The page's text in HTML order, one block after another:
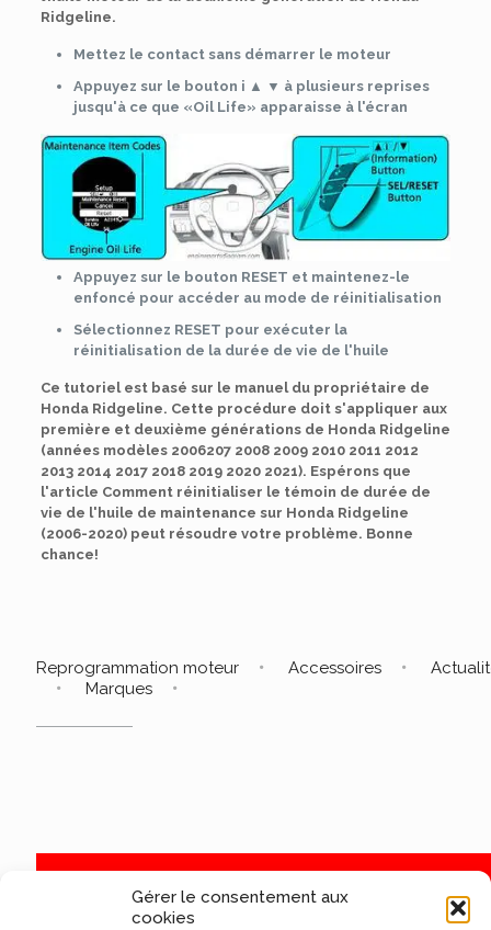
Gérer le consentement aux
cookies
Ridgeline.
Mettez le contact sans démarrer le moteur
Appuyez sur le bouton i ▲ ▼ à plusieurs reprises
jusqu'à ce que «Oil Life» apparaisse à l'écran
Appuyez sur le bouton RESET et maintenez-le
enfoncé pour accéder au mode de réinitialisation
Sélectionnez RESET pour exécuter la
réinitialisation de la durée de vie de l'huile
Ce tutoriel est basé sur le manuel du propriétaire de
Honda Ridgeline. Cette procédure doit s'appliquer aux
première et deuxième générations de Honda Ridgeline
(années modèles 2006207 2008 2009 2010 2011 2012
2013 2014 2017 2018 2019 2020 2021). Espérons que
l'article Comment réinitialiser le témoin de durée de
vie de l'huile de maintenance sur Honda Ridgeline
(2006-2020) peut résoudre votre problème. Bonne
chance!
Reprogrammation moteur Accessoires
Marques